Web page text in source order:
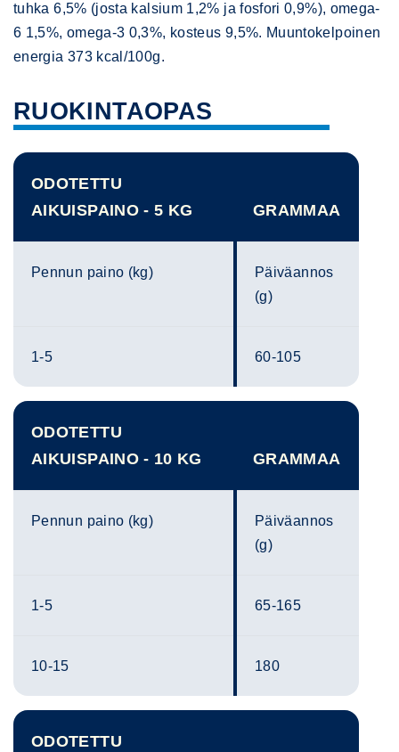
tuhka 6,5% (josta kalsium 1,2% ja fosfori 0,9%), omega-
6 1,5%, omega-3 0,3%, kosteus 9,5%. Muuntokelpoinen
energia 373 kcal/100g.
RUOKINTAOPAS
ODOTETTU
AIKUISPAINO - 5 KG
GRAMMAA
Pennun paino (kg)
Päiväannos
(g)
1-5 60-105
ODOTETTU
AIKUISPAINO - 10 KG
GRAMMAA
Pennun paino (kg)
Päiväannos
(g)
1-5 65-165
10-15 180
ODOTETTU